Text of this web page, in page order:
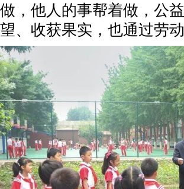
做，他人的事帮着做，公
望、收获果实，也通过劳